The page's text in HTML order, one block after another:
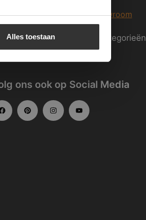
Alles toestaan
informatie overonze showroom
hieronze website in categorieën
ons ook op Social Media